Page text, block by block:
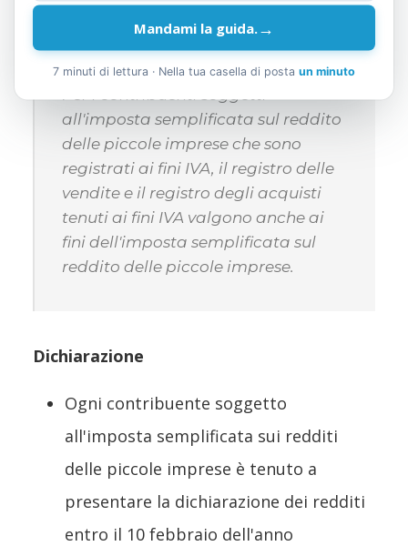
il registro dei beni aziendali.
all'imposta semplificata sul reddito
delle piccole imprese che sono
registrati ai fini IVA, il registro delle
vendite e il registro degli acquisti
tenuti ai fini IVA valgono anche ai
fini dell'imposta semplificata sul
reddito delle piccole imprese.
Dichiarazione
Ogni contribuente soggetto
all'imposta semplificata sui redditi
delle piccole imprese è tenuto a
presentare la dichiarazione dei redditi
entro il 10 febbraio dell'anno
Mandami la guida.→
7 minuti di lettura · Nella tua casella di posta un minuto